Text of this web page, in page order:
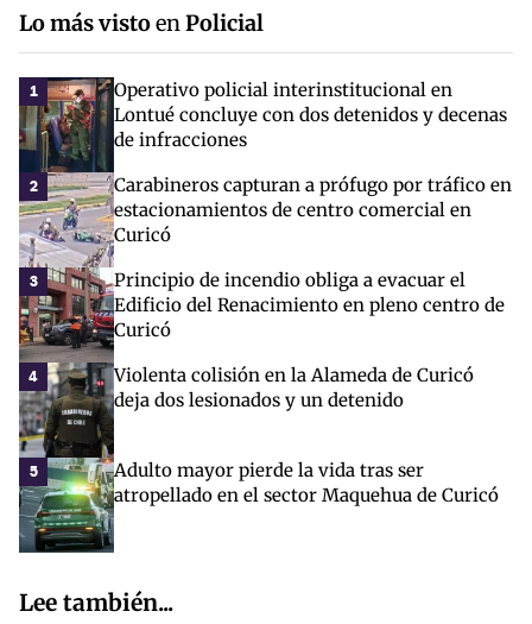
Lo más vistoenPolicial
1
Operativo policial interinstitucional en
Lontué concluye con dos detenidos y decenas
de infracciones
2
Carabineros capturan a prófugo por tráfico en
estacionamientos de centro comercial en
Curicó
3
Principio de incendio obliga a evacuar el
Edificio del Renacimiento en pleno centro de
Curicó
4
Violenta colisión en la Alameda de Curicó
deja dos lesionados y un detenido
5
Adulto mayor pierde la vida tras ser
atropellado en el sector Maquehua de Curicó
Lee también...